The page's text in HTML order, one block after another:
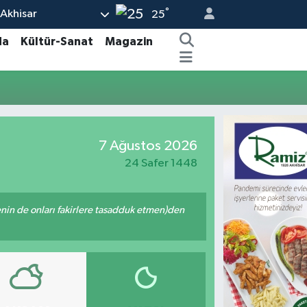
Akhisar 25°
Kültür-Sanat
Magazin
7 Ağustos 2026
24 Safer 1448
de onları fakirlere tasadduk etmen)den